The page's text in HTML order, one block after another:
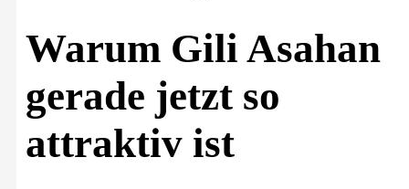
Warum Gili Asahan
gerade jetzt so
attraktiv ist